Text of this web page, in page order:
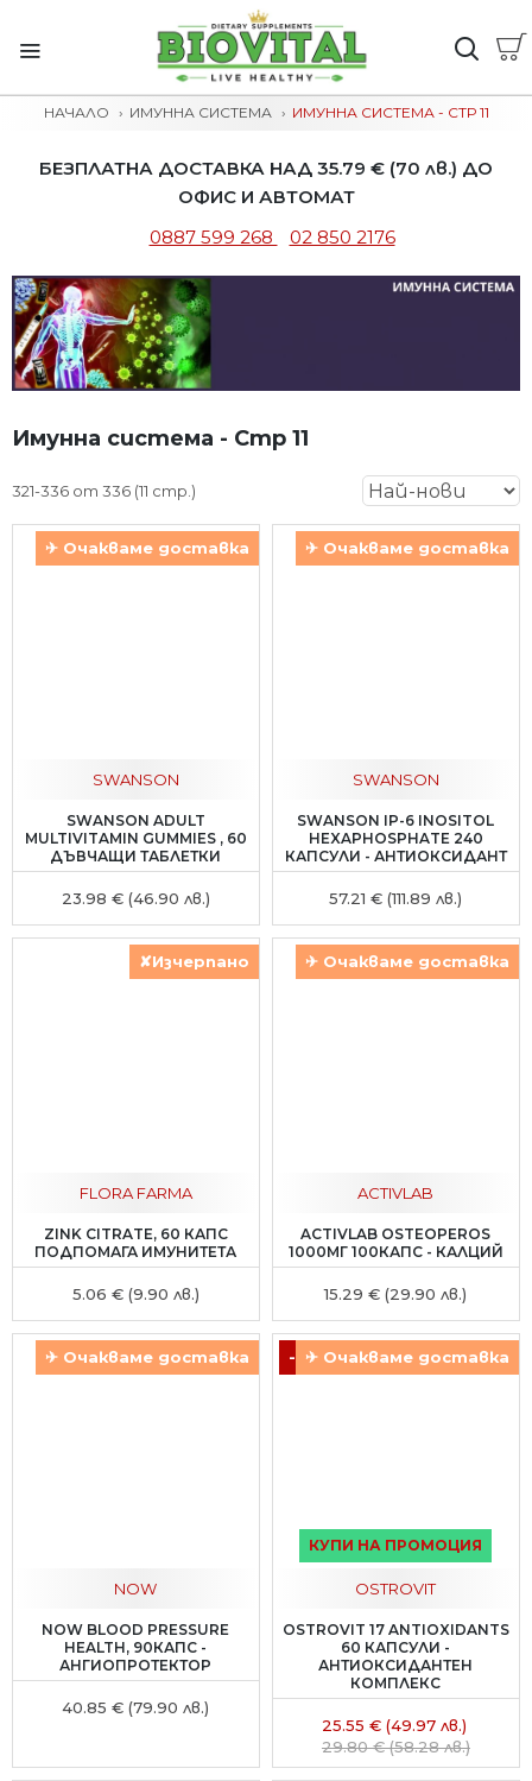
НАЧАЛО ИМУННА СИСТЕМА ИМУННА СИСТЕМА - СТР 11
БЕЗПЛАТНА ДОСТАВКА НАД 35.79 € (70 лв.) ДО
ОФИС И АВТОМАТ
0887 599 268
02 850 2176
Имунна система - Стр 11
321-336 от 336 (11 стр.)
✈ Очакваме доставка
SWANSON
SWANSON ADULT
MULTIVITAMIN GUMMIES , 60
ДЪВЧАЩИ ТАБЛЕТКИ
23.98 € (46.90 лв.)
✈ Очакваме доставка
SWANSON
SWANSON IP-6 INOSITOL
HEXAPHOSPHATE 240
КАПСУЛИ - АНТИОКСИДАНТ
57.21 € (111.89 лв.)
✘Изчерпано
FLORA FARMA
ZINK CITRATE, 60 КАПС
ПОДПОМАГА ИМУНИТЕТА
5.06 € (9.90 лв.)
✈ Очакваме доставка
ACTIVLAB
ACTIVLAB OSTEOPEROS
1000МГ 100КАПС - КАЛЦИЙ
15.29 € (29.90 лв.)
✈ Очакваме доставка
NOW
NOW BLOOD PRESSURE
HEALTH, 90КАПС -
АНГИОПРОТЕКТОР
40.85 € (79.90 лв.)
КУПИ НА ПРОМОЦИЯ
-14 %
✈ Очакваме доставка
OSTROVIT
OSTROVIT 17 ANTIOXIDANTS
60 КАПСУЛИ -
АНТИОКСИДАНТЕН
КОМПЛЕКС
25.55 € (49.97 лв.)
29.80 € (58.28 лв.)